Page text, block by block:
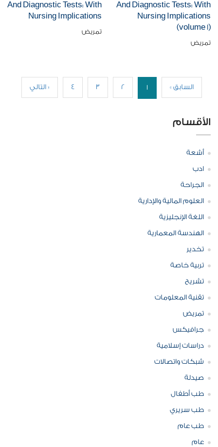
And Diagnostic Tests: With
Nursing Implications
(volume 1)
تمريض
And Diagnostic Tests: With
Nursing Implications
تمريض
« السابق 1
2
3
4 التالي »
الأقسام
أشعة
ادب
الجراحة
العلوم المالية والإدارية
اللغة الإنجليزية
الهندسة المعمارية
تخدير
تربية خاصة
تشريح
تقنية المعلومات
تمريض
جرافيكس
دراسات إسلامية
شبكات واتصالات
صيدلة
طب أطفال
طب سريري
طب عام
عام